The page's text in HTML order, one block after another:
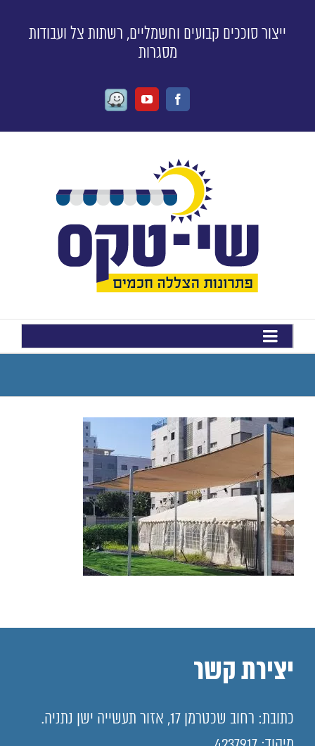
ייצור סוככים קבועים וחשמליים, רשתות צל ועבודות
מסגרות
Facebook
Youtube
Waze
יצירת קשר
כתובת: רחוב שכטרמן 17, אזור תעשייה ישן נתניה.